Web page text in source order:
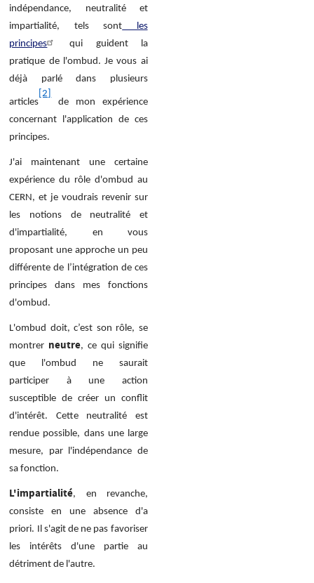
indépendance, neutralité et
impartialité, tels sont les
principes
qui guident la
pratique de l'ombud. Je vous ai
déjà parlé dans plusieurs
articles
[2]
de mon expérience
concernant l'application de ces
principes.
J'ai maintenant une certaine
expérience du rôle d'ombud au
CERN, et je voudrais revenir sur
les notions de neutralité et
d'impartialité, en vous
proposant une approche un peu
différente de l’intégration de ces
principes dans mes fonctions
d'ombud.
L'ombud doit, c’est son rôle, se
montrer neutre, ce qui signifie
que l'ombud ne saurait
participer à une action
susceptible de créer un conflit
d'intérêt. Cette neutralité est
rendue possible, dans une large
mesure, par l'indépendance de
sa fonction.
L'impartialité, en revanche,
consiste en une absence d'a
priori. Il s'agit de ne pas favoriser
les intérêts d'une partie au
détriment de l'autre.